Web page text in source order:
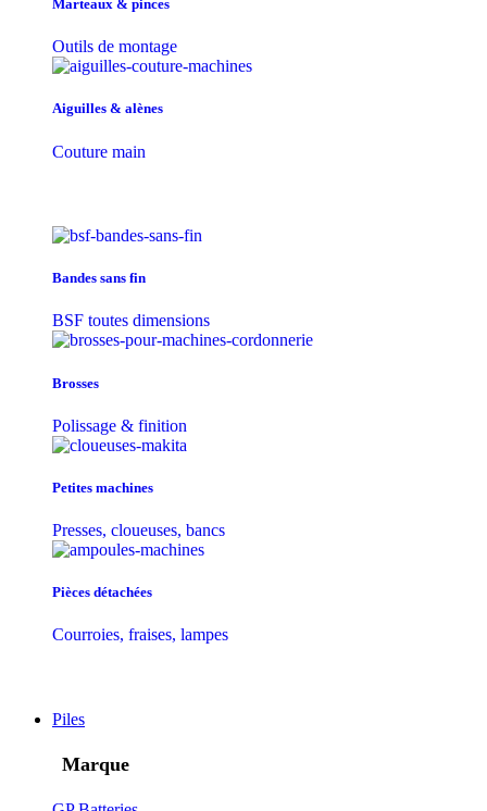
Marteaux & pinces
Outils de montage
Aiguilles & alènes
Couture main
Bandes sans fin
BSF toutes dimensions
Brosses
Polissage & finition
Petites machines
Presses, cloueuses, bancs
Pièces détachées
Courroies, fraises, lampes
Piles
Marque